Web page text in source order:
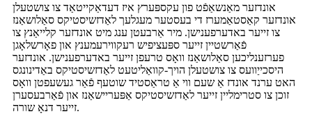
אונדזער מאַנשאַפֿט פון עקספּערץ איז דעדאַקייטאַד צו צושטעלן
אונדזער קאַסטאַמערז די בעסטער מעגלעך לאַדזשיסטיקס סאַלושאַנז
צו זייער באדערפענישן. מיר אַרבעטן ענג מיט אונדזער קלייאַנץ צו
פֿאַרשטיין זייער ספּעציפיש רעקווירעמענץ און פאָרשלאָגן
פערזענליכען סאַלושאַנז וואָס טרעפן זייער באדערפענישן. אונדזער
היסכייַוועס צו צושטעלן הויך-קוואַליטעט לאַדזשיסטיקס באַדינונגס
האט ערנד אונדז אַ שעם ווי אַ טראַסטיד שוטעף פֿאַר געשעפטן וואָס
זוכן צו סטרימליין זייער לאַדזשיסטיקס אַפּעריישאַנז און פֿאַרבעסערן
זייער דנאָ שורה.